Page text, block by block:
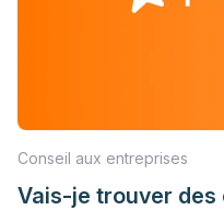
Conseil aux entreprises
Vais-je trouver des